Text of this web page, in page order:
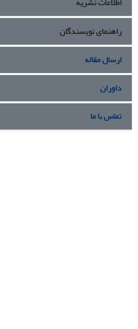
راهنمای نویسندگان
ارسال مقاله
داوران
تماس با ما